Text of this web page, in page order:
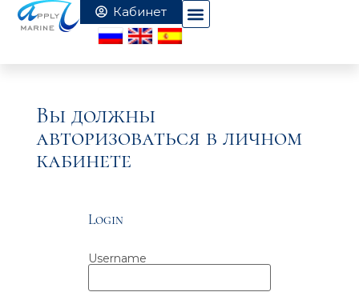
Вы должны
авторизоваться в личном
кабинете
Login
Username